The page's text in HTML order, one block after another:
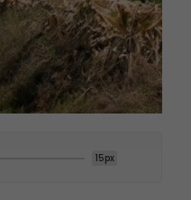
15px